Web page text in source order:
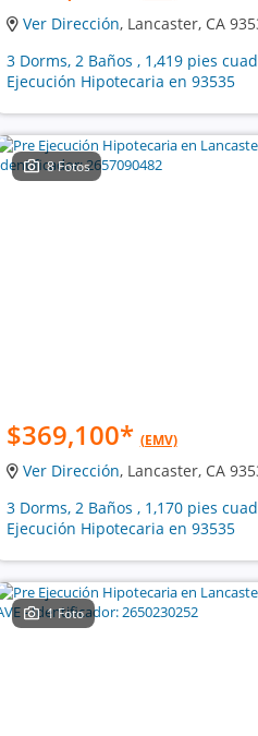
Ver Dirección, Lancaster, CA
3 Dorms, 2 Baños , 1,419 pies
Ejecución Hipotecaria en 93535
8 Fotos
$369,100* (EMV)
Ver Dirección, Lancaster, CA
3 Dorms, 2 Baños , 1,170 pies
Ejecución Hipotecaria en 93535
1 Foto